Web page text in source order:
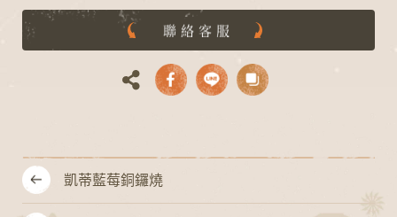
聯絡客服
凱蒂藍莓銅鑼燒